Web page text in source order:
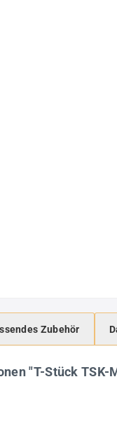
Zubehör
"T-Stück TSK-